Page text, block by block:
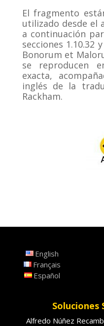
El fragmento
utilizado desde el
a continuación
secciones 1.10.32
Bonorum et
se reproducen
exacta,
inglés de la
Rackham.
English
Français
Español
Soluciones
Alfredo Núñez